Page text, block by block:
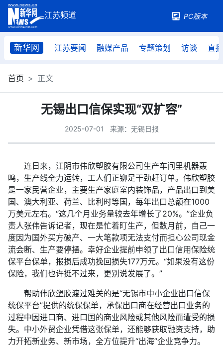
PC版本
新华网 江苏要闻 融媒产品 专题策划 访谈 直播
首页 正文
无锡出口信保实现“双扩容”
2025-07-01 来源：无锡日报
连日来，江阴市伟欣塑胶有限公司生产车间里机器轰
鸣，生产线全力运转，工人们正铆足干劲赶订单。伟欣塑胶
是一家民营企业，主要生产家庭室内装饰品，产品出口到美
国、澳大利亚、荷兰、比利时等国，每年出口总额在1000
万美元左右。“这几个月业务量较去年增长了20%。”企业负
责人张伟告诉记者，现在是忙着盯生产，但数月前，自己一
度因为国外买方破产、一大笔款项无法支付而担心公司现金
流会断、生产要停摆。幸好企业提前申领了出口信用保险统
保平台保单，报损后成功挽回损失177万元。“如果没有这份
保险，我们也许挺不过来，更别说发展了。”
帮助伟欣塑胶渡过难关的是“无锡市中小企业出口信保
统保平台”提供的统保保单，承保出口商在经营出口业务的
过程中因进口商、进口国的商业风险或其他风险而遭受的损
失。中小外贸企业凭借这张保单，还能够获取融资支持，助
力开拓新业务、新市场，全方位提升“出海”企业竞争力。